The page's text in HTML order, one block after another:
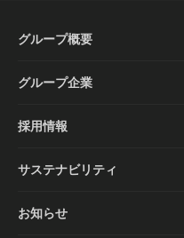
グループ概要
グループ企業
採用情報
サステナビリティ
お知らせ